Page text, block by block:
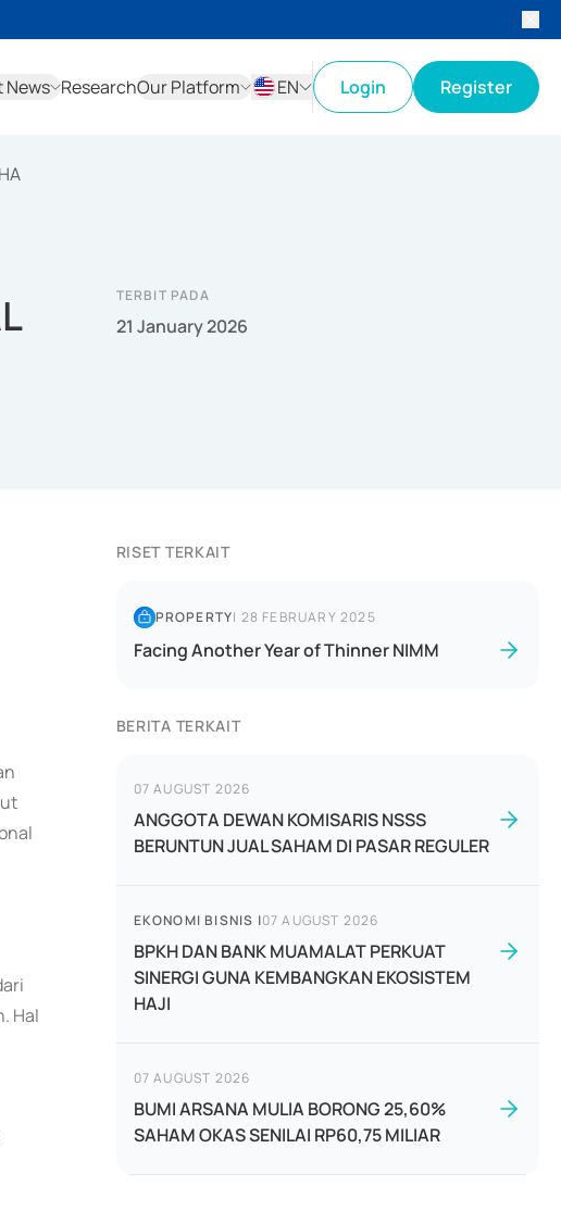
News ResearchOur Platform
EN
Login Register
TERBIT PADA
21 January 2026
Hal
RISET TERKAIT
PROPERTY| 28 FEBRUARY 2025
Facing Another Year of Thinner NIMM
BERITA TERKAIT
07 AUGUST 2026
ANGGOTA DEWAN KOMISARIS NSSS
BERUNTUN JUAL SAHAM DI PASAR REGULER
EKONOMI BISNIS |07 AUGUST 2026
BPKH DAN BANK MUAMALAT PERKUAT
SINERGI GUNA KEMBANGKAN EKOSISTEM
HAJI
07 AUGUST 2026
BUMI ARSANA MULIA BORONG 25,60%
SAHAM OKAS SENILAI RP60,75 MILIAR